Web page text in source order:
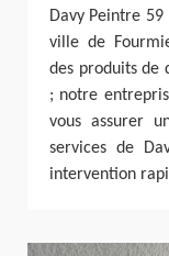
Davy Peintre
ville de
des produits de
; notre
vous assurer
services de
intervention